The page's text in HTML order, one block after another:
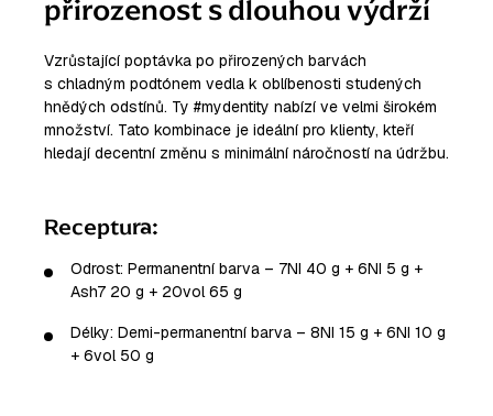
přirozenost s dlouhou výdrží
Vzrůstající poptávka po přirozených barvách
s chladným podtónem vedla k oblíbenosti studených
hnědých odstínů. Ty #mydentity nabízí ve velmi širokém
množství. Tato kombinace je ideální pro klienty, kteří
hledají decentní změnu s minimální náročností na údržbu.
Receptura:
Odrost: Permanentní barva – 7NI 40 g + 6NI 5 g +
Ash7 20 g + 20vol 65 g
Délky: Demi-permanentní barva – 8NI 15 g + 6NI 10 g
+ 6vol 50 g